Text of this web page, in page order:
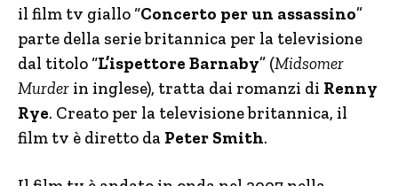
il film tv giallo “Concerto per un assassino”
parte della serie britannica per la televisione
dal titolo “L’ispettore Barnaby” (Midsomer
Murder in inglese), tratta dai romanzi di Renny
Rye. Creato per la televisione britannica, il
film tv è diretto da Peter Smith.